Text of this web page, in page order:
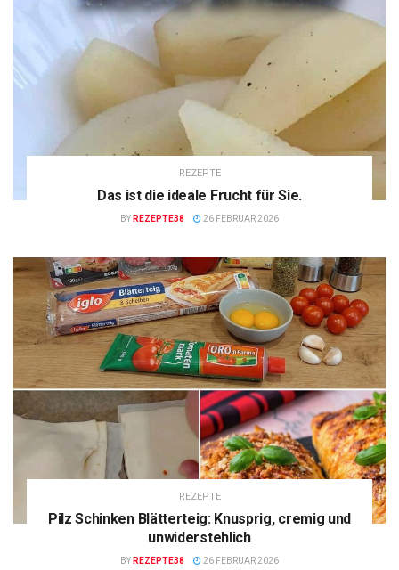
REZEPTE
Das ist die ideale Frucht für Sie.
BY REZEPTE38 26 FEBRUAR 2026
REZEPTE
Pilz Schinken Blätterteig: Knusprig, cremig und
unwiderstehlich
BY REZEPTE38 26 FEBRUAR 2026